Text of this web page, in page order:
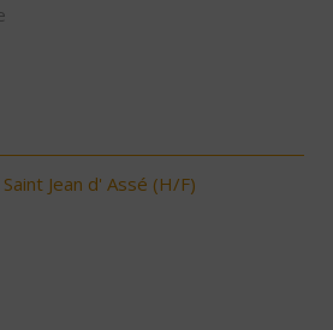
Jean d' Assé (H/F)